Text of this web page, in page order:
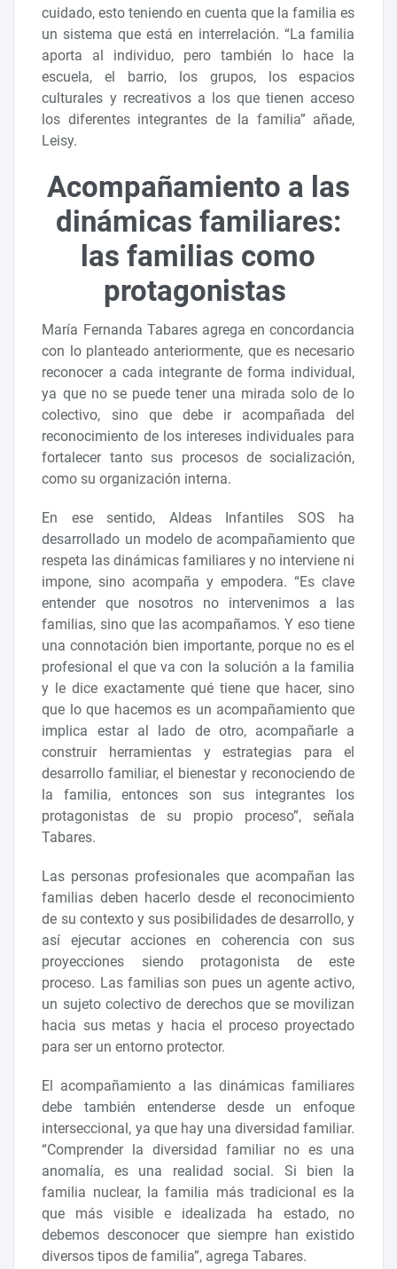
cuidado, esto teniendo en cuenta que la familia es
un sistema que está en interrelación. “La familia
aporta al individuo, pero también lo hace la
escuela, el barrio, los grupos, los espacios
culturales y recreativos a los que tienen acceso
los diferentes integrantes de la familia” añade,
Leisy.
Acompañamiento a las
dinámicas familiares:
las familias como
protagonistas
María Fernanda Tabares agrega en concordancia
con lo planteado anteriormente, que es necesario
reconocer a cada integrante de forma individual,
ya que no se puede tener una mirada solo de lo
colectivo, sino que debe ir acompañada del
reconocimiento de los intereses individuales para
fortalecer tanto sus procesos de socialización,
como su organización interna.
En ese sentido, Aldeas Infantiles SOS ha
desarrollado un modelo de acompañamiento que
respeta las dinámicas familiares y no interviene ni
impone, sino acompaña y empodera. “Es clave
entender que nosotros no intervenimos a las
familias, sino que las acompañamos. Y eso tiene
una connotación bien importante, porque no es el
profesional el que va con la solución a la familia
y le dice exactamente qué tiene que hacer, sino
que lo que hacemos es un acompañamiento que
implica estar al lado de otro, acompañarle a
construir herramientas y estrategias para el
desarrollo familiar, el bienestar y reconociendo de
la familia, entonces son sus integrantes los
protagonistas de su propio proceso”, señala
Tabares.
Las personas profesionales que acompañan las
familias deben hacerlo desde el reconocimiento
de su contexto y sus posibilidades de desarrollo, y
así ejecutar acciones en coherencia con sus
proyecciones siendo protagonista de este
proceso. Las familias son pues un agente activo,
un sujeto colectivo de derechos que se movilizan
hacia sus metas y hacia el proceso proyectado
para ser un entorno protector.
El acompañamiento a las dinámicas familiares
debe también entenderse desde un enfoque
interseccional, ya que hay una diversidad familiar.
“Comprender la diversidad familiar no es una
anomalía, es una realidad social. Si bien la
familia nuclear, la familia más tradicional es la
que más visible e idealizada ha estado, no
debemos desconocer que siempre han existido
diversos tipos de familia”, agrega Tabares.